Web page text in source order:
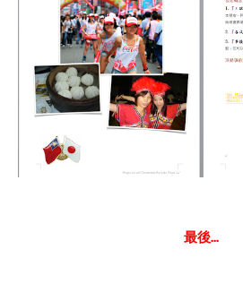
最後...